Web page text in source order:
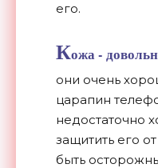
его.
Кожа -
они очень
царапин
недостаточно
защитить его
быть